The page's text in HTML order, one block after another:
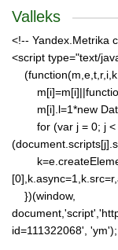
Valleks
<!-- Yandex.Metrika
<script type="text/
m[i].l=1*new
for (var j = 0; j <
})(window,
id=111322068', 'ym');